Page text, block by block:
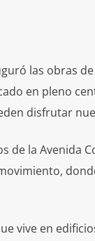
las obras
en pleno
disfrutar
de la Avenida
vive en